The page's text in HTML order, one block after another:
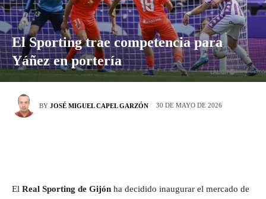
El Sporting trae competencia para
Yáñez en portería
BY JOSÉ MIGUEL CAPEL GARZÓN 30 DE MAYO DE 2026
El Real Sporting de Gijón ha decidido inaugurar el mercado de